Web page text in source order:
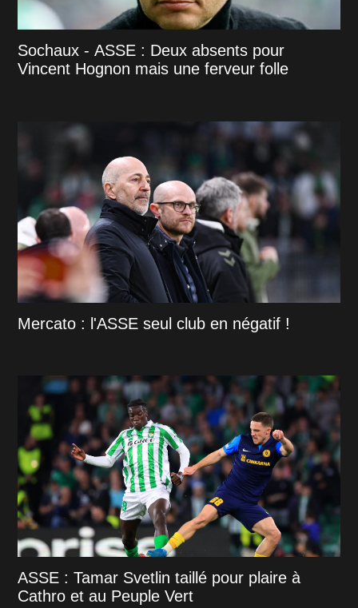
Sochaux - ASSE : Deux absents pour
Vincent Hognon mais une ferveur folle
Mercato : l'ASSE seul club en négatif !
ASSE : Tamar Svetlin taillé pour plaire à
Cathro et au Peuple Vert